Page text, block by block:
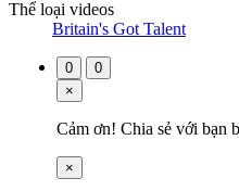
Thể loại videos
Britain's Got Talent
0
0
×
Cảm ơn! Chia sẻ với bạn
×